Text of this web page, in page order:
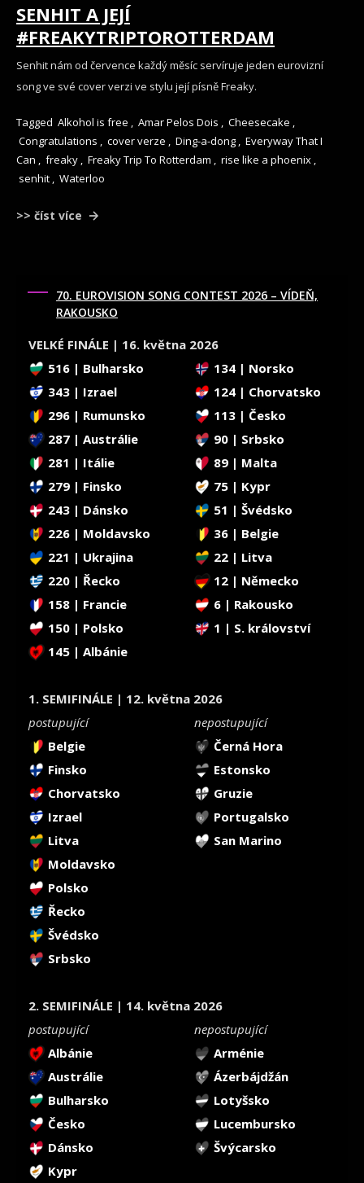
SENHIT A JEJÍ
#FREAKYTRIPTOROTTERDAM
Senhit nám od července každý měsíc servíruje jeden eurovizní
song ve své cover verzi ve stylu její písně Freaky.
Tagged Alkohol is free , Amar Pelos Dois , Cheesecake ,
Congratulations , cover verze , Ding-a-dong , Everyway That I
Can , freaky , Freaky Trip To Rotterdam , rise like a phoenix ,
senhit , Waterloo
>> číst více
70. EUROVISION SONG CONTEST 2026 – VÍDEŇ,
RAKOUSKO
VELKÉ FINÁLE | 16. května 2026
516 | Bulharsko
134 | Norsko
343 | Izrael
124 | Chorvatsko
296 | Rumunsko
113 | Česko
287 | Austrálie
90 | Srbsko
281 | Itálie
89 | Malta
279 | Finsko
75 | Kypr
243 | Dánsko
51 | Švédsko
226 | Moldavsko
36 | Belgie
221 | Ukrajina
22 | Litva
220 | Řecko
12 | Německo
158 | Francie
6 | Rakousko
150 | Polsko
1 | S. království
145 | Albánie
1. SEMIFINÁLE | 12. května 2026
postupující
nepostupující
Belgie
Černá Hora
Finsko
Estonsko
Chorvatsko
Gruzie
Izrael
Portugalsko
Litva
San Marino
Moldavsko
Polsko
Řecko
Švédsko
Srbsko
2. SEMIFINÁLE | 14. května 2026
postupující
nepostupující
Albánie
Arménie
Austrálie
Ázerbájdžán
Bulharsko
Lotyšsko
Česko
Lucembursko
Dánsko
Švýcarsko
Kypr